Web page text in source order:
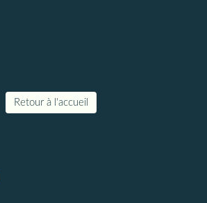
Retour à l'accueil